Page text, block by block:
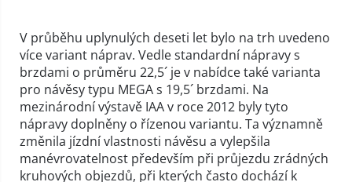
V průběhu uplynulých deseti let bylo na trh uvedeno
více variant náprav. Vedle standardní nápravy s
brzdami o průměru 22,5´ je v nabídce také varianta
pro návěsy typu MEGA s 19,5´ brzdami. Na
mezinárodní výstavě IAA v roce 2012 byly tyto
nápravy doplněny o řízenou variantu. Ta významně
změnila jízdní vlastnosti návěsu a vylepšila
manévrovatelnost především při průjezdu zrádných
kruhových objezdů, při kterých často dochází k